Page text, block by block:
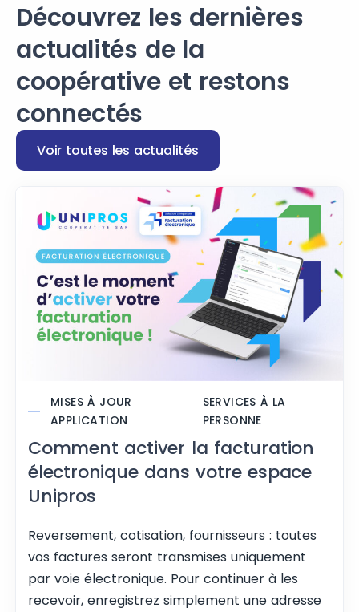
Découvrez les dernières
actualités de la
coopérative et restons
connectés
Voir toutes les actualités
MISES À JOUR
APPLICATION
SERVICES À LA
PERSONNE
Comment activer la facturation
électronique dans votre espace
Unipros
Reversement, cotisation, fournisseurs : toutes
vos factures seront transmises uniquement
par voie électronique. Pour continuer à les
recevoir, enregistrez simplement une adresse